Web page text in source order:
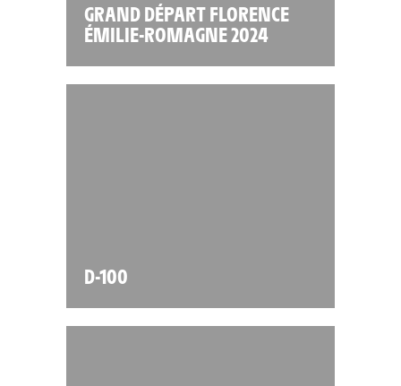
GRAND DÉPART FLORENCE
ÉMILIE-ROMAGNE 2024
D-100